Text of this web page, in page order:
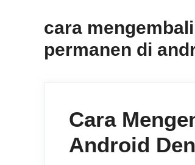
cara
permanen di
Cara
Android